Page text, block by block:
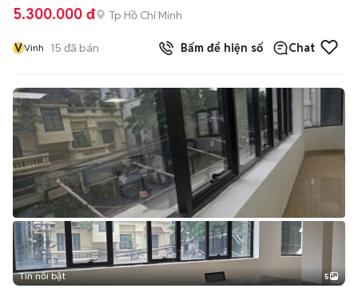
5.300.000 đ Tp Hồ Chí Minh
VVinh 15 đã bán Bấm để hiện số Chat
Tin nổi bật 5